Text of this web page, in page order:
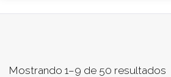
Mostrando 1–9 de 50 resultados